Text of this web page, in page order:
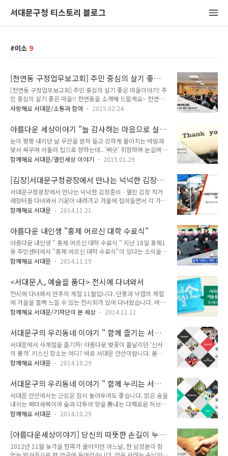
서대문구청 티스토리 블로그
미소 9
[천연동 구정업무보고회] 주민 중심의 살기 좋은
마을이야기!
[천연동 구정업무보고회] 주민 중심의 살기 좋은 마을이야기! 주
민 중심의 살기 좋은 마을!! 천연동을 소개해 드릴게요~ 천연동
주민센터에서 열린 주민과의 소통시간!! 서대문구의 대표 전통
가 천연동 이야기를 소개해 드립니다!! ^^ 많은 천연동 주민들이
찾아주셨어요~ 밝은 미소로 서로의 안부를 물으시며 이야기를
나누는 모습에 천연동의 정을 느낄 수 있었어요!!^^ 노인종합복
지관 크로버S합주단 여러분의 연주가 이어졌어요! 연주로 이야
기하는 천연동 이야기~ 음악으로 느껴지는 천연동의 모습 느껴
주민 여러분이 만든 동영상!! 직접 제작해주신 영상을 통해서 천
연동의 이야기를 전해주셨어요~ 영천..
사랑해요 서대문/소통과 참여 2015.02.24
아름다운 세상이야기 "늘 감사하는 마음으로 살
자"
눈이 펑펑 내리던 날 우산을 받쳐 들고 강하게 몰아치는 바람과
맞서 싸우며 서둘러 집으로 향하는데.. '삐긋' 휘청하며 눈길에
넘어졌다. 그동안 말썽 없이 잘 지내던 구두 굽이 툭 부러진 것이
이 할 데도 없는지라 집으로 돌아와 구두를 확 패대기치며 성질
을 냈다. 엄마의 느닷없는 행동에 아이들이 다 놀랜다. 살짝 '미
안'. 그렇게 한 달이 지났다. 그리고 오늘 아침, 한달간 차일피일
미루다 구두를 들고 집 앞 도로변 한 평도 채 되는 수선가게에 들
렀다. 일감이 많이 밀린 것 같지 않아 잠시 앉아 기다리기로 했
능숙했다. '툭탁 툭탁' 구두 밑창을 뜯어내 접착제를 바르고 부츠
의 해진 ..
함께해요 서대문/열린세상 이야기 2015.01.29
[김장]서대문구청광장에서 만나는 넉넉한 김장준
비 이야기
서대문구청광장에서 만나는 넉넉한 김장준비 - 열린 김장 직거
래장터를 다녀와서 기온이 내려가고 겨울에 접어들면서 각 가정
에서 꼭 하시는 김장! 예전에 비해 직접 김장을 하는 가정이 줄었
양념(속)을 버무리는 분들을 위하여 준비한 김장 직거래장터!!
기억이 안나시면 아래를 눌러주세요^^ 겨울김장철을 맞이하여
서대문구 김장 직거래장터가 운영됩니다! 서대문구청 광장에서
행복한 장터!「김장직거래장터」행사장을 다녀왔어요. 겨우내
김치걱정을 없애기 위하여 꼼꼼히 살펴보시는 직거래장터를 찾
터 하나하나 꼼꼼히 따져보시는 모습에서 김장준비가 얼마나 고
민되는 일인지 느낄 수가 있었답니다^^ 맛도 보고, 만져..
함께해요 서대문 2014.11.21
아름다운 내인생 "홍제 어르신 대학 수료식"
아름다운 내인생 " 홍제 어르신 대학 수료식 " 지난 18일 홍제1
동 주민센터에서 "홍제 어르신 대학 수료식"이 있다는 소식을
듣고 지가 달려갔어요^^ 얼굴에 웃음꽃으로 가득한 어르신들!!
계셨어요~ 수료식에 앞서 어르신 한분 한분 졸업사진을 찍는 시
간을 가졌는데요~ 재능기부를 통한 선행으로 따뜻한 수료식 현
장!!! 함께 가볼까요?^^ 졸업사진을 촬영하고 마지막 수업을 가
졌어요~ 마지막까지 얼굴에 미소를 머금고 수업을 즐기시는 모
습에 지기도 잠시 수업에 집중하게 되었는데요. 어르신 대학을
해주셨어요~ 마지막 수업을 마치고 수료식이 진행되었답니다.
진지한 모습으로 수료식에 임하시는 어..
함께해요 서대문 2014.11.19
<서대문人, 예술을 품다> 전시에 다녀와서
전시에 다녀와서 만추의 계절 11월입니다. 단풍과 낙엽의 계절
에 가을을 흠뻑 느낄 수 있는 전시회가 있어 다녀왔습니다. 바로
서대문문화회관 1층 갤러리에서 열리고 있는 인데요. 한문서예,
볼 수 있었습니다. 카메라에 담아 온 를 여러분께 소개해 드릴게
요. ▶ 일시 : 2014. 10. 21.(화) ~ 11. 12.(수) ▶ 장소 : 서대문
문화회관 갤러리 ▶ 문의 : 서대문갤러리 (☎ 02-330-1551) 는
다양한 미술 장르의 이해를 돕고, 주민에게 다가가고자 기획된
전시입니다. 때로는 글보다 그림 한 점, 사진 한 점이 큰 감동을
습니다. 이번 전시는 한문서예, 한글서예, 동양화..
함께해요 서대문/기자단이 본 세상 2014.11.11
서대문구의 우리동네 이야기 " 함께 즐기는 서대
문 "
서대문에서 사계절을 즐기자! 아름다운 벚꽃이 흩날리던 ‘신사
의 품격’ 키스신 장소는 어디? 바로 서대문 안산이랍니다. 봄내
음 향긋한 ‘서대문 안산 벚꽃 축제’에서 드라마 속 주인공이 되어
엔 ‘신촌 물총 축제’로 오세요. 가을엔 독립의 뜨거운 열기를 느
껴보자! 서대문형무소로 떠나는 ‘서대문 독립 민주 축제’! 여러분
도 독립민주투사가 될 수 있습니다. 추운 겨울, 신촌 연세로에서
사랑을 속삭여 보세요, ‘신촌 크리스마스 축제’에서 따스한 온기
를 나눠보아요. 봄에 만나는 향긋함 봄 바람이 살랑살랑 불어오
나고 싶을 때! 한국관광공사와 (사)한국의 길과 문화에서 추천한
'걷기 좋은길'로..
함께해요 서대문 2014.10.29
서대문구의 우리동네 이야기 " 함께 누리는 서대
문 "
서대문 안산에서는 근심은 잠시 놓아두어도 좋습니다. 맑은 숨을
내쉬는 메타세쿼이어 숲과 다투어 향을 뽐내는 다채로운 허브들
이 우리들을 자연의 품으로 돌아오게 합니다. 은은한 조명 아래
떨 까요? 연인의 손을 잡고 안산자락길을 걸으며 사랑을 축복하
는 숲의 소리를 들어보세요. 도심 속 사색의 공간, 서대문 안산
자락길로 초대합니다. 서대문안산 자락길은 산을 이용하기 힘든
함께해요 서대문 2014.10.29
[아름다운세상이야기] 당신의 따뜻한 손길이 누군
가에게는 희망입니다.
2012년 11월 늦가을 한파가 몰아치던 어느날, 한 남성분이 힘